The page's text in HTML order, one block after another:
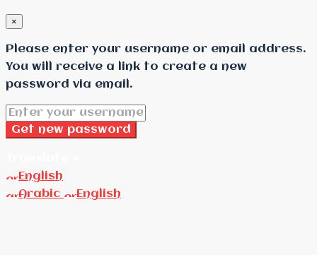
×
Please enter your username or email address.
You will receive a link to create a new
password via email.
Get new password
English
Arabic
English